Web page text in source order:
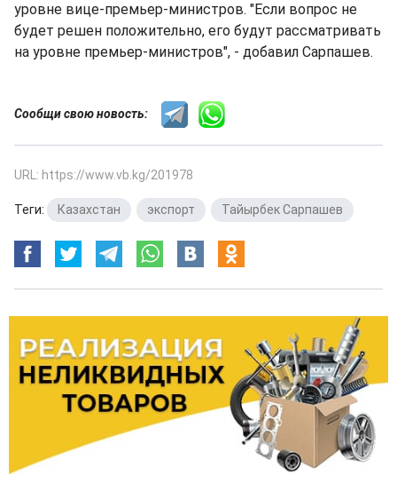
уровне вице-премьер-министров. "Если вопрос не
будет решен положительно, его будут рассматривать
на уровне премьер-министров", - добавил Сарпашев.
Сообщи свою новость:
URL: https://www.vb.kg/201978
Теги: Казахстан экспорт Тайырбек Сарпашев